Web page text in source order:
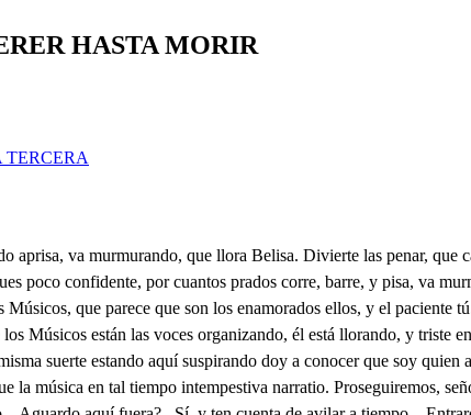
HASTA MORIR
TERCERA
suerte los cordeles el dolor, que cuando acabo de dar forma a la palabra, que se artícula en los labios, me deja tan sin aliento, que la voz hecha pedazos le retrae al corazón, cómo ve impedido el paso? Pues qué puede hacer mi padre, que te afija? . Ay, Aurora! si te ha casado, no es harto? Sin mi gusto? . Sin tu gusto. Sin avisurme? . Callando. Tan de repente? . Tan presto. Sin verme? . Determinado. Y está muy cierto? . Muy cierto. Sin réplica? . Sin reparo. Con quién? Con tu propio primo. Con quién dime? . Con Lisardo. Te burlas? . Verdad te digo. Es posible? . Es muy sentado. Ay escritura? . Y muy firme. Con qué penas? Con grandes cargos. Y no es más de eso, Lucindo? Pues, Aurora, esto no es laarto? Y por eso vienes triste? Por eso vengo penando. Sabes que te quiero? . Sí; pero, Aurora, si ya ha dado orden a tu tío Aurelio para que al punto en llegando Lisardo esta noche aquí, os despose: qué cuidado habrá que se llegue al mío, en demás considerando, que es Lisardo mi señor, y que yo soy su vasallo, y habiéndome dado él mismo para ti, Aurora un recado, mira, si advirtió el amor (que siempre advierte estos casos) que era yo solo la puerta para entrar a poder darlo. Mira. Lucindo. No quiero. Espérate, que alguien ha entrado. Óyeme, Citón. Qué es eso Señora, me está arañando Eleña: su merced mande, que esté nompuesta. . Borracho, continuo has de estar de un modo? Perdonen el sobresalto, que quise probar sus bríos. Vete en hora mala. . Callo, pues soy Chitón. Lindo humor. Es pesadístimo a rator: prosigue, señora mía. Lucendo, yo te amo tanto, que pienso ha sido remedio, aunque lo juzgues agravio, esto que el Cielo permite; porque hay veces, que tan alto del alma está el instrumento, y las cuerdas en tal grado, y de tal suerte subidas, que con ecos delicados al paso que sueñan más, mas riesgo en irse quebrando se ve que tienen, si como en instrumento ordinario una pena no la pone siquiera un punto más bajo, que es decir por menos cifras, y por estilo más claro, que con lo que estás temiendo, y con lo que me has contado, está mi amor en su punto; porque como es necesario a veces, que el Cielo emvie un castigo al cuerpo humano, porque no se ensoberbezca; así pues, también hay casor en que el amor conociendo, que un alma por amar tanto está a punto de perderse, suele enviarle un cuidado con que se aplaquen, y templen del mucho querer los rasgos. Olvidarme yo de ti, aunque tuviera Lisardo más Coronas en su frente, que tiene flores el campo, cuando le da desde Abril los buenos diar a Mayo, tan imposible será, como querer con las manos arrancar del firmamento sus diamantes, y topacios. Deja qué bese tus plantas. Levántate, que no estamos en tiempo de complimientos. Y qué hemos de hacer? Callando gozar nuestro amor. . Pues cómo? Escúchame. . Ya te aguardo. Mi padre y mi tío Aurelio, cuando uean, que a Lisardo no le admito por esposo, y que digo como he dado mano de espesa a otro hombre, es fuerza que han de buscarlo para quitarle la vida; y así, mi Lucindo, en tanto que de aquella batería se pasa el primer asalto, porque de ti no presuman por ningún asomo y rasgo, puedes